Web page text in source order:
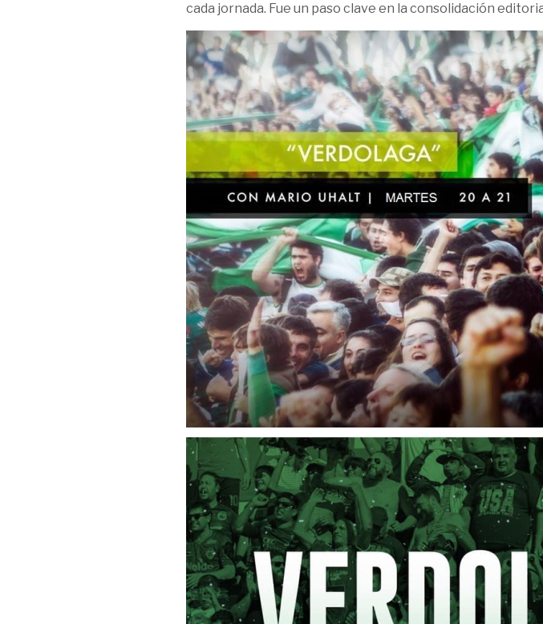
cada jornada. Fue un paso clave en la consolidación